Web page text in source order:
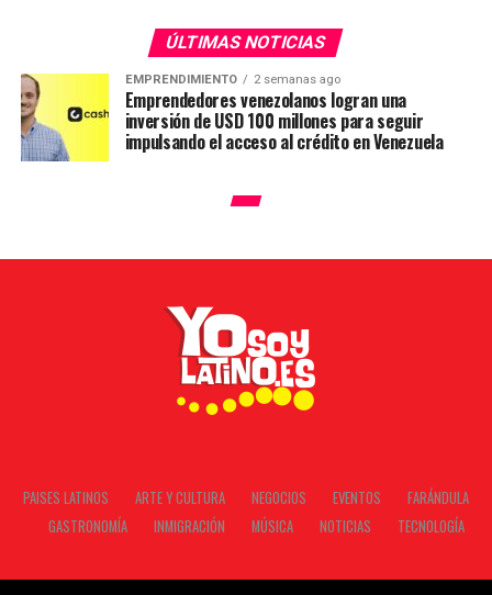
ÚLTIMAS NOTICIAS
EMPRENDIMIENTO 2 semanas ago
Emprendedores venezolanos logran una
inversión de USD 100 millones para seguir
impulsando el acceso al crédito en Venezuela
PAISES LATINOS ARTE Y CULTURA NEGOCIOS EVENTOS
FARÁNDULA
GASTRONOMÍA
INMIGRACIÓN MÚSICA NOTICIAS TECNOLOGÍA